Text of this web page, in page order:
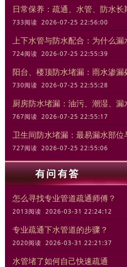
日常保养：疏通、水管、防水长
733阅读 2026-07-25 22:56:00
上下水管与防水配合：为什么漏
724阅读 2026-07-25 22:55:39
阳台、楼顶防水堵漏：雨水渗漏
730阅读 2026-07-25 22:55:28
厨房防水堵漏：油污、潮湿、漏
767阅读 2026-07-25 22:55:17
卫生间防水堵漏：最易漏水部位
727阅读 2026-07-25 22:55:06
怎么寻找专业管道疏通师傅？
2013阅读 2026-03-31 22:24:12
专业疏通下水管道的步骤？
2020阅读 2026-03-31 22:21:37
水管堵了如何自己快速疏通